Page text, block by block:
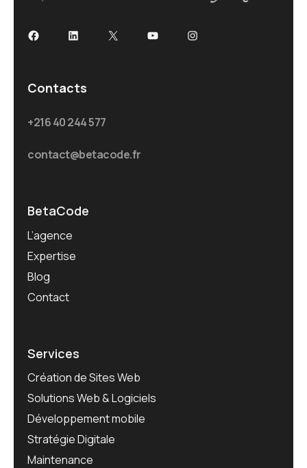
FacebookLinkedIn
X YouTubeInstagram
Contacts
+216 40 244 577
contact@betacode.fr
BetaCode
L’agence
Expertise
Blog
Contact
Services
Création de Sites Web
Solutions Web & Logiciels
Développement mobile
Stratégie Digitale
Maintenance